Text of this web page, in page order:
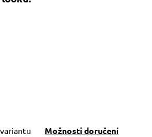
Možnosti doručení